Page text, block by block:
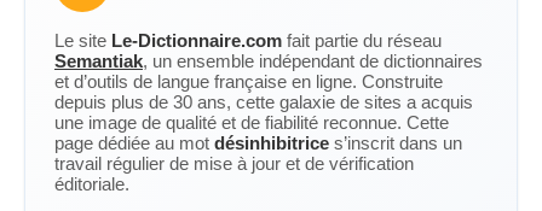
Le site Le-Dictionnaire.com fait partie du réseau
Semantiak, un ensemble indépendant de dictionnaires
et d’outils de langue française en ligne. Construite
depuis plus de 30 ans, cette galaxie de sites a acquis
une image de qualité et de fiabilité reconnue. Cette
page dédiée au mot désinhibitrice s’inscrit dans un
travail régulier de mise à jour et de vérification
éditoriale.